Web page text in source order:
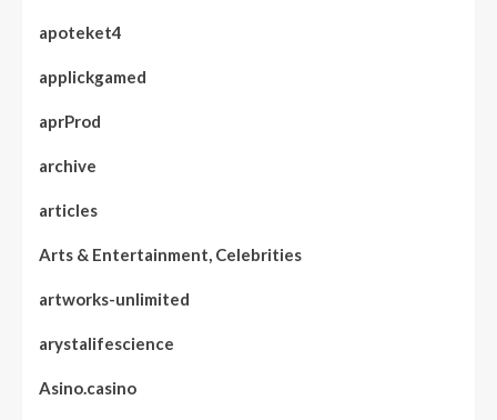
apoteket4
applickgamed
aprProd
archive
articles
Arts & Entertainment, Celebrities
artworks-unlimited
arystalifescience
Asino.casino